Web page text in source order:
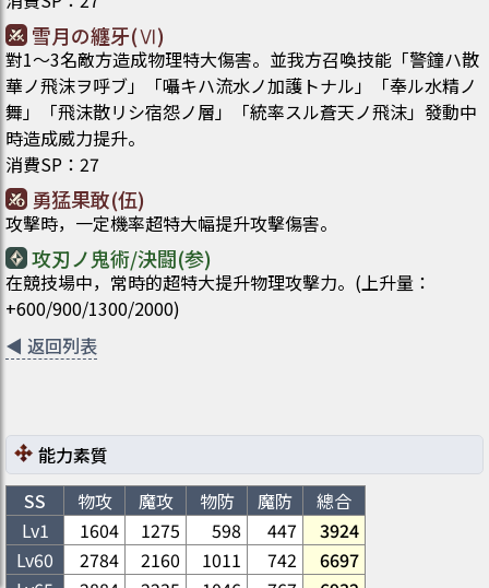
雪月の纏牙(Ⅵ)
對1～3名敵方造成物理特大傷害。並我方召喚技能「警鐘ハ散
華ノ飛沫ヲ呼ブ」「囁キハ流水ノ加護トナル」「奉ル水精ノ
舞」「飛沫散リシ宿怨ノ層」「統率スル蒼天ノ飛沫」發動中
時造成威力提升。
消費SP ： 27
勇猛果敢(伍)
攻擊時，一定機率超特大幅提升攻擊傷害。
攻刃ノ鬼術/決闘(参)
在競技場中，常時的超特大提升物理攻擊力。(上升量：
+600/900/1300/2000)
◀ 返回列表
能力素質
SS
物攻 魔攻 物防 魔防
總合
Lv1
1604 1275 598 447
3924
Lv60 2784 2160 1011 742
6697